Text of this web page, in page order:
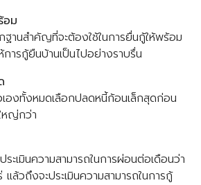
อม
ฐานสำคัญที่จะต้องใช้ในการยื่นกู้ให้พร้อม
การกู้ยืนบ้านเป็นไปอย่างราบรื่น
องทั้งหมดเลือกปลดหนี้ก้อนเล็กสุดก่อน
หญ่กว่า
ะเมินความสามารถในการผ่อนต่อเดือนว่า
แล้วถึงจะประเมินความสามารถในการกู้